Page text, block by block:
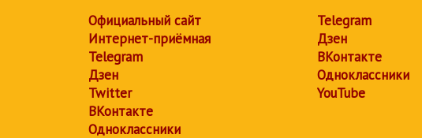
Официальный сайт
Интернет-приёмная
Telegram
Дзен
Twitter
ВКонтакте
Одноклассники
Telegram
Дзен
ВКонтакте
Одноклассники
YouTube